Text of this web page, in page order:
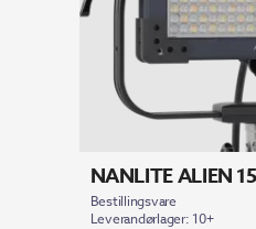
NANLITE ALIEN
Bestillingsvare
Leverandørlager: 10+